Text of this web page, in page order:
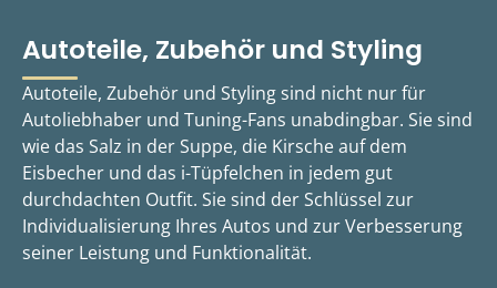
Autoteile, Zubehör und Styling
Autoteile, Zubehör und Styling sind nicht nur für
Autoliebhaber und Tuning-Fans unabdingbar. Sie sind
wie das Salz in der Suppe, die Kirsche auf dem
Eisbecher und das i-Tüpfelchen in jedem gut
durchdachten Outfit. Sie sind der Schlüssel zur
Individualisierung Ihres Autos und zur Verbesserung
seiner Leistung und Funktionalität.